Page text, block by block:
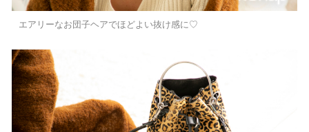
エアリーなお団子ヘアでほどよい抜け感に♡